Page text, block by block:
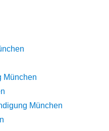
München
München